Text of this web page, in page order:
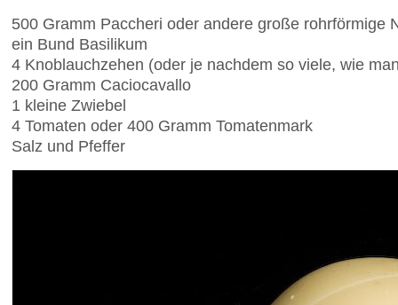
500 Gramm Paccheri oder andere große rohrförmige
ein Bund Basilikum
4 Knoblauchzehen (oder je nachdem so viele, wie
200 Gramm Caciocavallo
1 kleine Zwiebel
4 Tomaten oder 400 Gramm Tomatenmark
Salz und Pfeffer